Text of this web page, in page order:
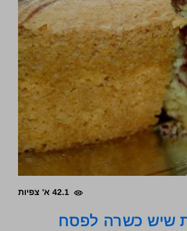
42.1 א' צפיות
שיש כשרה לפסח